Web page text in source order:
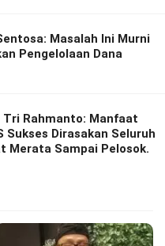
Masalah Ini Murni
Pengelolaan Dana
Tri Rahmanto: Manfaat
Sukses Dirasakan Seluruh
Merata Sampai Pelosok.